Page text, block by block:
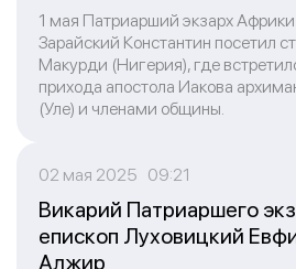
1 мая Патриарший экзарх
Зарайский Константин посетил
Макурди (Нигерия), где
прихода апостола Иакова
(Уле) и членами общины.
02 мая 2025 09:21
Викарий Патриаршего
епископ Луховицкий
Алжир